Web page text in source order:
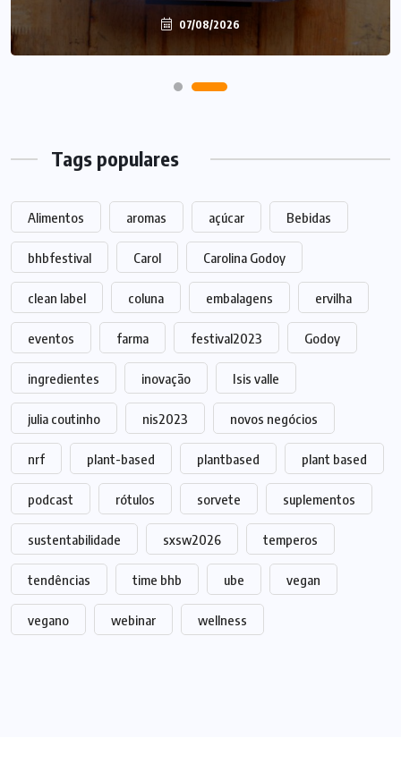
07/08/2026
07/08/2026
Tags populares
Alimentos aromas açúcar Bebidas
bhbfestival Carol Carolina Godoy
clean label coluna embalagens ervilha
eventos farma festival2023 Godoy
ingredientes inovação Isis valle
julia coutinho nis2023 novos negócios
nrf plant-based plantbased plant based
podcast rótulos sorvete suplementos
sustentabilidade sxsw2026 temperos
tendências time bhb ube vegan
vegano webinar wellness